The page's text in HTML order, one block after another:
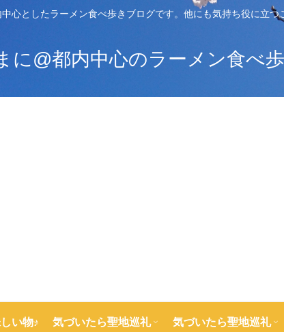
中心としたラーメン食べ歩きブログです。他にも気持ち役に立
に@都内中心のラーメン食
い物♪ 気づいたら聖地巡礼 気づいたら聖地巡礼